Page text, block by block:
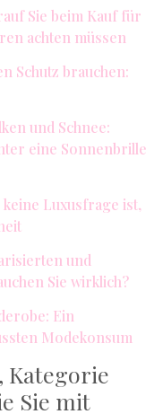
Sie beim Kauf für
achten müssen
Schutz brauchen:
und Schnee:
eine Sonnenbrille
Luxusfrage ist,
und
Sie wirklich?
Ein
Modekonsum
Kategorie
Sie mit